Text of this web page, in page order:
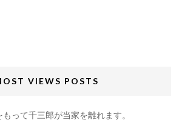
VIEWS POSTS
って千三郎が当家を離れます。